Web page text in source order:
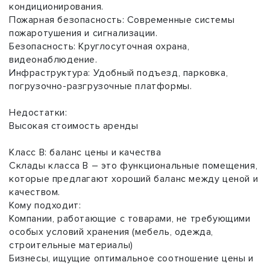
кондиционирования.
Пожарная безопасность: Современные системы
пожаротушения и сигнализации.
Безопасность: Круглосуточная охрана,
видеонаблюдение.
Инфраструктура: Удобный подъезд, парковка,
погрузочно-разгрузочные платформы.
Недостатки:
Высокая стоимость аренды
Класс B: баланс цены и качества
Склады класса B – это функциональные помещения,
которые предлагают хороший баланс между ценой и
качеством.
Кому подходит:
Компании, работающие с товарами, не требующими
особых условий хранения (мебель, одежда,
строительные материалы)
Бизнесы, ищущие оптимальное соотношение цены и